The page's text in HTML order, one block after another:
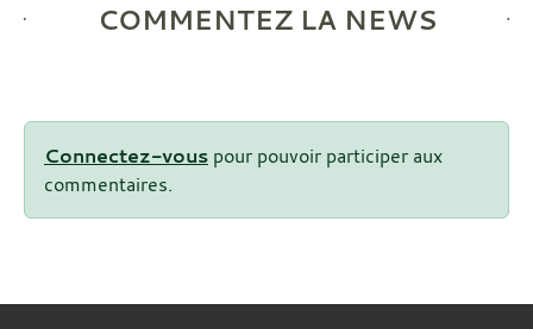
COMMENTEZ LA NEWS
Connectez-vous pour pouvoir participer aux
commentaires.